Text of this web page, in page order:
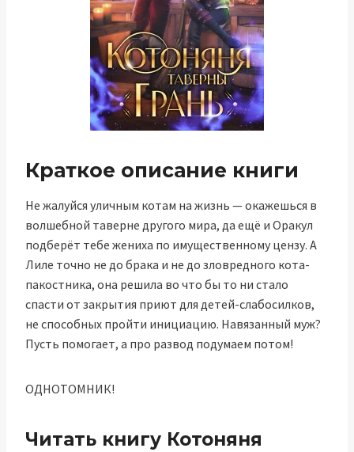
Краткое описание книги
Не жалуйся уличным котам на жизнь — окажешься в
волшебной таверне другого мира, да ещё и Оракул
подберёт тебе жениха по имущественному цензу. А
Лиле точно не до брака и не до зловредного кота-
пакостника, она решила во что бы то ни стало
спасти от закрытия приют для детей-слабосилков,
не способных пройти инициацию. Навязанный муж?
Пусть помогает, а про развод подумаем потом!
ОДНОТОМНИК!
Читать книгу Котоняня